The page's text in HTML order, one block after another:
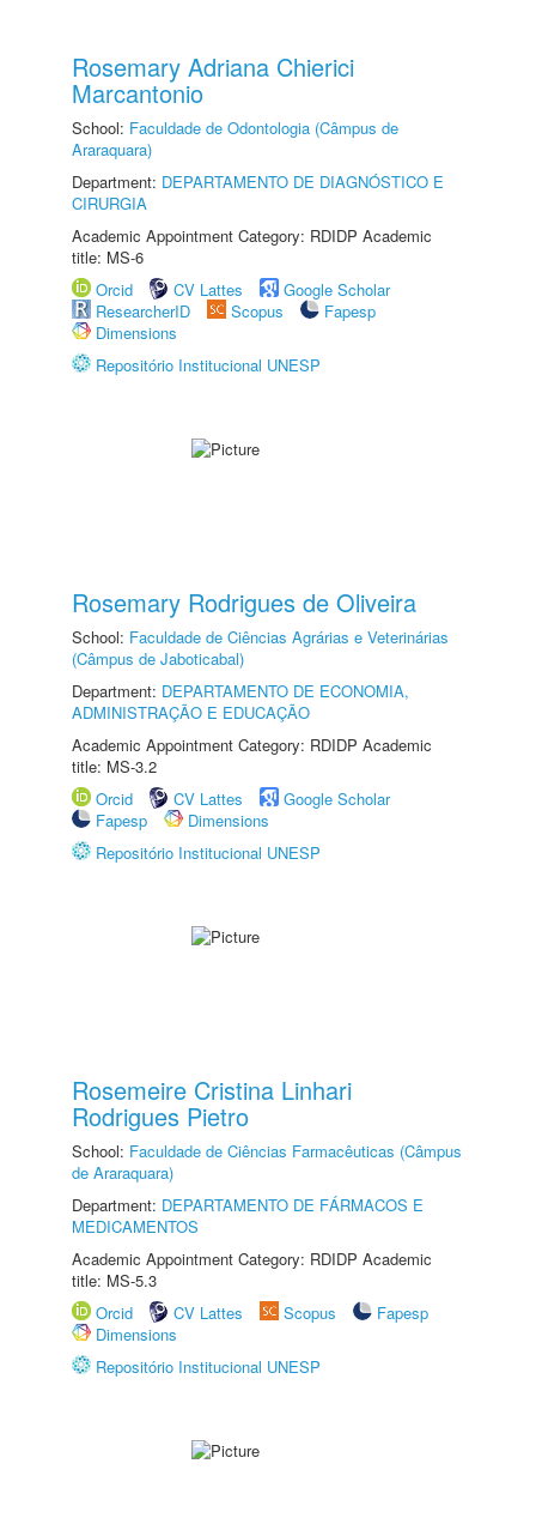
Rosemary Adriana Chierici
Marcantonio
School: Faculdade de Odontologia (Câmpus de
Araraquara)
Department: DEPARTAMENTO DE DIAGNÓSTICO E
CIRURGIA
Academic Appointment Category: RDIDP Academic
title: MS-6
Orcid
CV Lattes
Google Scholar
ResearcherID
Scopus
Fapesp
Dimensions
Repositório Institucional UNESP
Rosemary Rodrigues de Oliveira
School: Faculdade de Ciências Agrárias e Veterinárias
(Câmpus de Jaboticabal)
Department: DEPARTAMENTO DE ECONOMIA,
ADMINISTRAÇÃO E EDUCAÇÃO
Academic Appointment Category: RDIDP Academic
title: MS-3.2
Orcid
CV Lattes
Google Scholar
Fapesp
Dimensions
Repositório Institucional UNESP
Rosemeire Cristina Linhari
Rodrigues Pietro
School: Faculdade de Ciências Farmacêuticas (Câmpus
de Araraquara)
Department: DEPARTAMENTO DE FÁRMACOS E
MEDICAMENTOS
Academic Appointment Category: RDIDP Academic
title: MS-5.3
Orcid
CV Lattes Scopus
Fapesp
Dimensions
Repositório Institucional UNESP